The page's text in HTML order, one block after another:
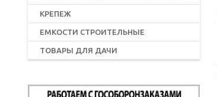
КРЕПЕЖ
ЕМКОСТИ СТРОИТЕЛЬНЫЕ
ТОВАРЫ ДЛЯ ДАЧИ